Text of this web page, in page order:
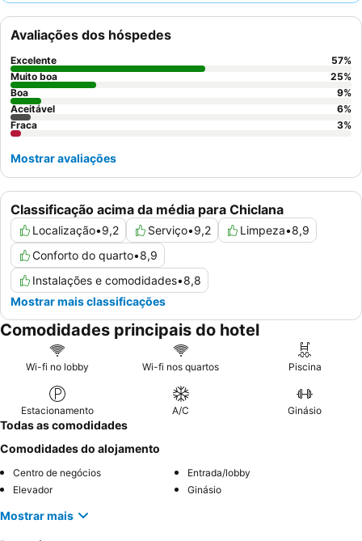
partidas antecipadas. Para uma estadia mais tranquila,
considere solicitar um quarto virado para o jardim para
minimizar o ruído dos corredores e quartos adjacentes.
Classificação acima da média para Chiclana
Localização•9,2 Serviço•9,2 Limpeza•8,9
Conforto do quarto•8,9
Instalações e comodidades•8,8
Mostrar mais classificações
Avaliações dos hóspedes
Excelente 57%
Muito boa
25%
Boa
9%
Aceitável
6%
Fraca
3%
Mostrar avaliações
Comodidades principais do hotel
Wi-fi no lobby Wi-fi nos quartos Piscina
Estacionamento A/C Ginásio
Todas as comodidades
Comodidades do alojamento
Centro de negócios
Entrada/lobby
Elevador
Ginásio
Mostrar mais